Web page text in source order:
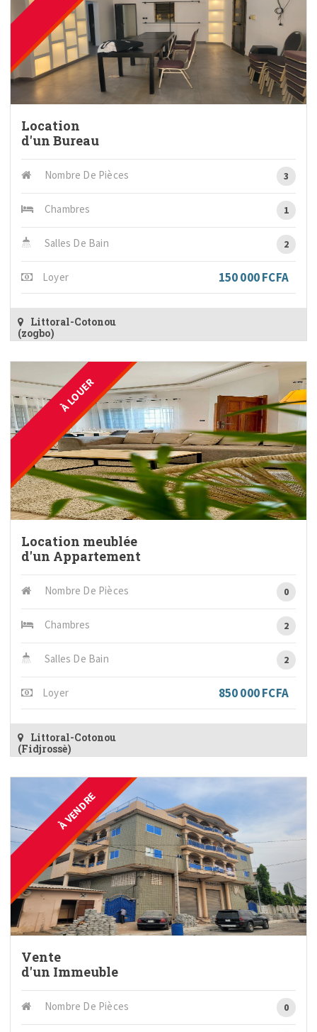
Location
d'un Bureau
Nombre De Pièces 3
Chambres 1
Salles De Bain 2
Loyer 150 000 FCFA
Littoral-Cotonou
(zogbo)
À LOUER
Location meublée
d'un Appartement
Nombre De Pièces 0
Chambres 2
Salles De Bain 2
Loyer 850 000 FCFA
Littoral-Cotonou
(Fidjrossè)
À VENDRE
Vente
d'un Immeuble
Nombre De Pièces 0